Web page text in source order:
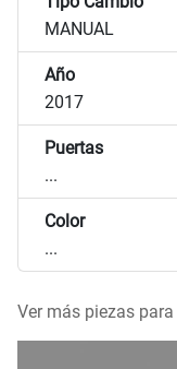
MANUAL
Año
2017
Puertas
...
Color
...
Ver más piezas para